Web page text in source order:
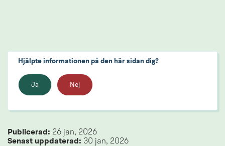
Hjälpte informationen på den här sidan dig?
Ja Nej
Publicerad: 26 jan, 2026
Senast uppdaterad: 30 jan, 2026